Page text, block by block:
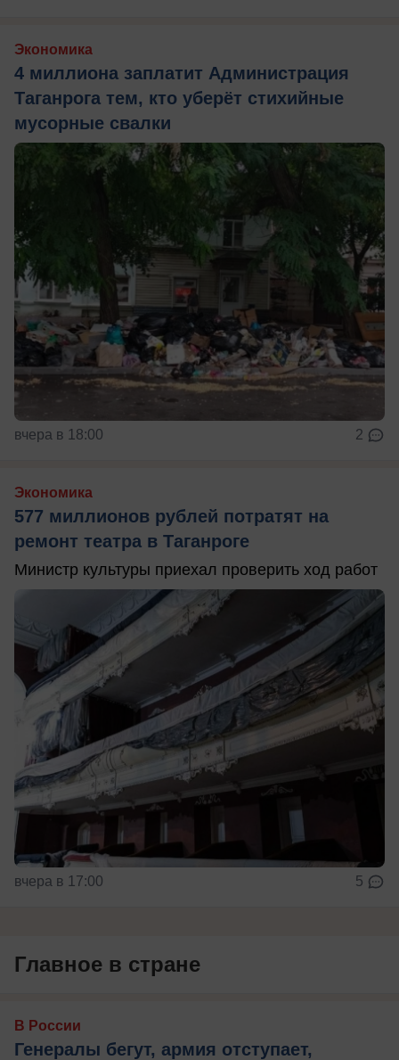
Экономика
4 миллиона заплатит Администрация
Таганрога тем, кто уберёт стихийные
мусорные свалки
вчера в 18:00 2
Экономика
577 миллионов рублей потратят на
ремонт театра в Таганроге
Министр культуры приехал проверить ход работ
вчера в 17:00 5
Главное в стране
В России
Генералы бегут, армия отступает,